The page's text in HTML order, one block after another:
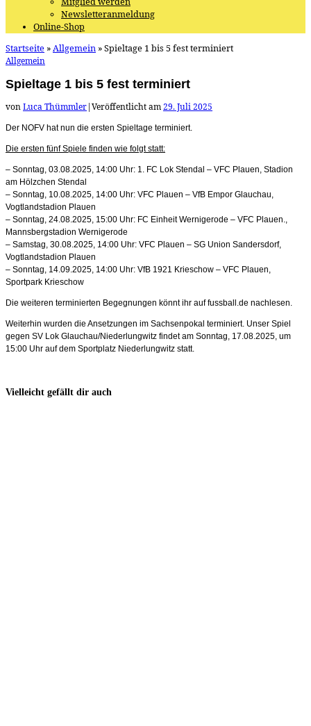
Newsletteranmeldung
Online-Shop
Startseite »Allgemein »Spieltage 1 bis 5 fest terminiert
Allgemein
Spieltage 1 bis 5 fest terminiert
vonLuca Thümmler|Veröffentlicht am29. Juli 2025
Der NOFV hat nun die ersten Spieltage terminiert.
Die ersten fünf Spiele finden wie folgt statt:
– Sonntag, 03.08.2025, 14:00 Uhr: 1. FC Lok Stendal – VFC Plauen, Stadion
am Hölzchen Stendal
– Sonntag, 10.08.2025, 14:00 Uhr: VFC Plauen – VfB Empor Glauchau,
Vogtlandstadion Plauen
– Sonntag, 24.08.2025, 15:00 Uhr: FC Einheit Wernigerode – VFC Plauen.,
Mannsbergstadion Wernigerode
– Samstag, 30.08.2025, 14:00 Uhr: VFC Plauen – SG Union Sandersdorf,
Vogtlandstadion Plauen
– Sonntag, 14.09.2025, 14:00 Uhr: VfB 1921 Krieschow – VFC Plauen,
Sportpark Krieschow
Die weiteren terminierten Begegnungen könnt ihr auf fussball.de nachlesen.
Weiterhin wurden die Ansetzungen im Sachsenpokal terminiert. Unser Spiel
gegen SV Lok Glauchau/Niederlungwitz findet am Sonntag, 17.08.2025, um
15:00 Uhr auf dem Sportplatz Niederlungwitz statt.
Vielleicht gefällt dir auch